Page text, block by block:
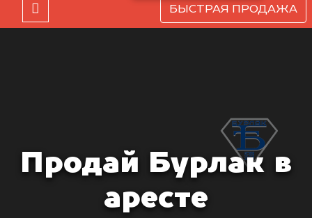
БЫСТРАЯ ПРОДАЖА
Продай Бурлак в
аресте